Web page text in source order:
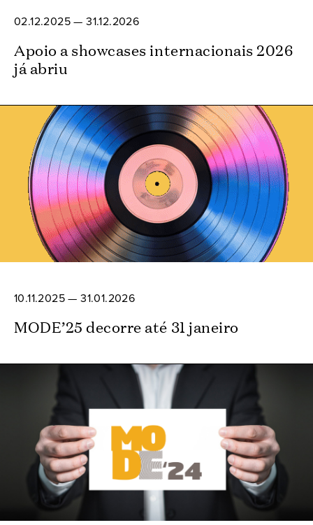
02.12.2025 — 31.12.2026
Apoio a showcases internacionais 2026
já abriu
10.11.2025 — 31.01.2026
MODE’25 decorre até 31 janeiro